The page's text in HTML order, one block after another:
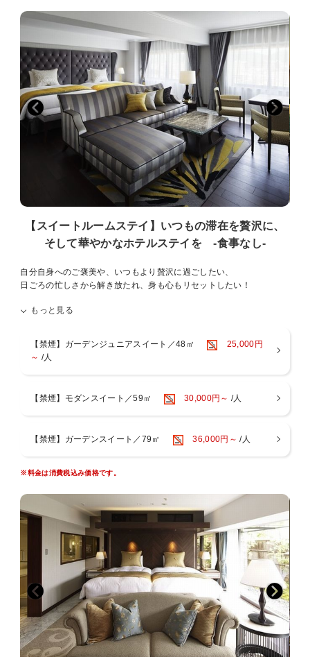
【スイートルームステイ】いつもの滞在を贅沢に、
そして華やかなホテルステイを -食事なし-
自分自身へのご褒美や、いつもより贅沢に過ごしたい、
日ごろの忙しさから解き放たれ、身も心もリセットしたい！
京都センチュリーホテルの館内は、
な空間が広がり、
数々の空間アワードを受賞。長年の歴史と培ってきた“おもてなし”の
精神を受け継ぎながらも、
※画像はすべてイメージです。
【京都駅からのアクセス】
烏丸東口・地下鉄京都駅）から”出口5”をご利用ください。
【ホテル駐車場のご案内】
当館には地下1階に約50台収容可能な駐車場がございます。
収容台数には限りがあり、満車時は駐車場へ入場いただけません。
恐れ入りますが、ホテル周辺のコインパーキング等をご利用くださ
い。
＜提携駐車場や駐車代割引はございません。お客様ご自身にて実費精
算でご利用ください。＞
【駐車場のまとめ】
・事前予約、スペース確保、電話連絡にて確保は一切不可
・収容台数は約50台程度
・駐車場はホテル地下1階＜自走式駐車場＞
・宿泊者一泊1台あたり 2，000円
もっと見る
【禁煙】ガーデンジュニアスイート／48㎡
25,000円
～ /人
【禁煙】モダンスイート／59㎡ 30,000円～ /人
【禁煙】ガーデンスイート／79㎡ 36,000円～ /人
※料金は消費税込み価格です。